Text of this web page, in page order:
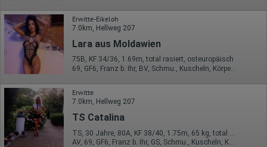
Erwitte-Eikeloh
7.0km, Hellweg 207
Lara aus Moldawien
75B, KF 34/36, 1.69m, total rasiert, osteuropäisch
Erwitte
7.0km, Hellweg 207
TS Catalina
AV, 69, GF6, Franz b. Ihr, GS, Schmu., Kuscheln, Körperküs.